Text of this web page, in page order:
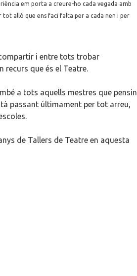
em porta a creure-ho cada vegada amb
tot allò que ens faci falta per a cada nen i per
i entre tots trobar
recurs que és el Teatre.
a tots aquells mestres que pensin
passant últimament per tot arreu,
de Tallers de Teatre en aquesta